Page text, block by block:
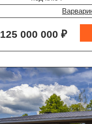
125 000 000 ₽